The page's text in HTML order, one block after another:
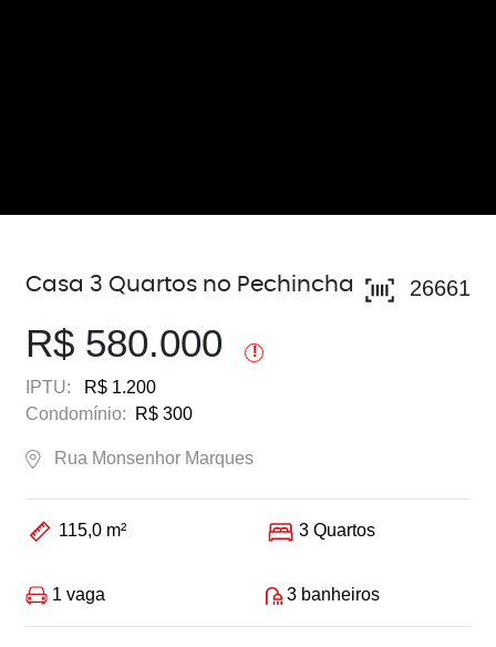
Casa 3 Quartos no Pechincha 26661
R$ 580.000 !
IPTU:
R$ 1.200
Condomínio:
R$ 300
Rua Monsenhor Marques
115,0 m² 3 Quartos
1 vaga 3 banheiros